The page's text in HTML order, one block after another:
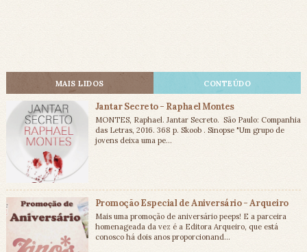
MAIS LIDOS CONTEÚDO
Jantar Secreto - Raphael Montes
MONTES, Raphael. Jantar Secreto. São Paulo: Companhia
das Letras, 2016. 368 p. Skoob . Sinopse "Um grupo de
jovens deixa uma pe...
Promoção Especial de Aniversário - Arqueiro
Mais uma promoção de aniversário peeps! E a parceira
homenageada da vez é a Editora Arqueiro, que está
conosco há dois anos proporcionand...